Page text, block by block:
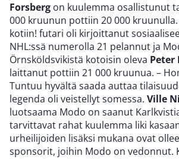
Forsberg on kuulemma osallistunut
000 kruunun pottiin 20 000 kruunulla.
kotiin! futari oli kirjoittanut
NHL:ssä numerolla 21 pelannut ja
Örnsköldsvikistä kotoisin oleva Peter
laittanut pottiin 21 000 kruunua. –
Tuntuu hyvältä saada auttaa
legenda oli veistellyt somessa. Ville
luotsaama Modo on saanut
tarvittavat rahat kuulemma liki
urheilijoiden lisäksi mukana ovat
sponsorit, joihin Modo on vedonnut.